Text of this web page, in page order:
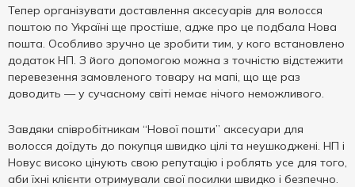
Тепер організувати доставлення аксесуарів для волосся
поштою по Україні ще простіше, адже про це подбала Нова
пошта. Особливо зручно це зробити тим, у кого встановлено
додаток НП. З його допомогою можна з точністю відстежити
перевезення замовленого товару на мапі, що ще раз
доводить — у сучасному світі немає нічого неможливого.
Завдяки співробітникам “Нової пошти” аксесуари для
волосся доїдуть до покупця швидко цілі та неушкоджені. НП і
Новус високо цінують свою репутацію і роблять усе для того,
аби їхні клієнти отримували свої посилки швидко і безпечно.